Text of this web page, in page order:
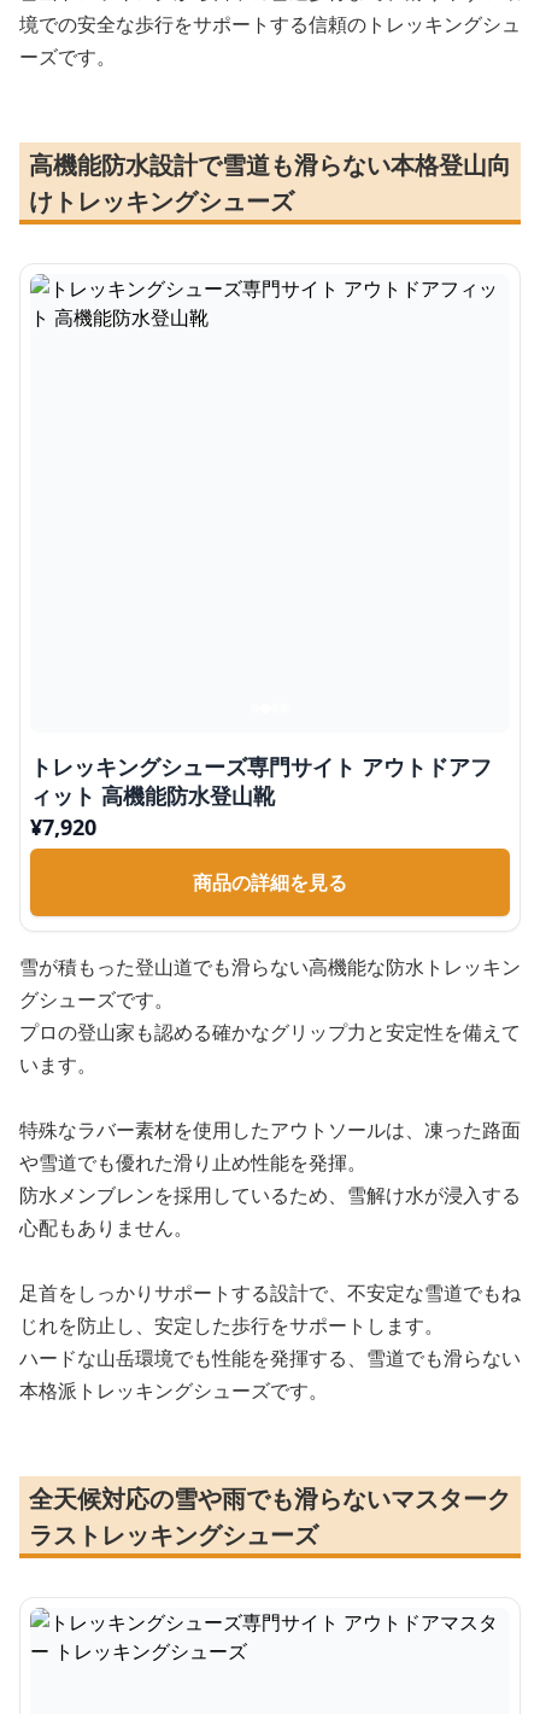
境での安全な歩行をサポートする信頼のトレッキングシュ
ーズです。
高機能防水設計で雪道も滑らない本格登山向
けトレッキングシューズ
トレッキングシューズ専門サイト アウトドアフ
ィット 高機能防水登山靴
¥7,920
商品の詳細を見る
雪が積もった登山道でも滑らない高機能な防水トレッキン
グシューズです。
プロの登山家も認める確かなグリップ力と安定性を備えて
います。
特殊なラバー素材を使用したアウトソールは、凍った路面
や雪道でも優れた滑り止め性能を発揮。
防水メンブレンを採用しているため、雪解け水が浸入する
心配もありません。
足首をしっかりサポートする設計で、不安定な雪道でもね
じれを防止し、安定した歩行をサポートします。
ハードな山岳環境でも性能を発揮する、雪道でも滑らない
本格派トレッキングシューズです。
全天候対応の雪や雨でも滑らないマスターク
ラストレッキングシューズ